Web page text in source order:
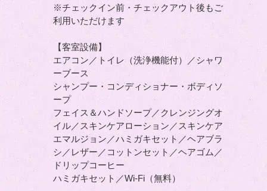
※チェックイン前・チェックアウト後もご
利用いただけます
【客室設備】
エアコン／トイレ（洗浄機能付）／シャワ
ーブース
シャンプー・コンディショナー・ボディソ
ープ
フェイス＆ハンドソープ／クレンジングオ
イル／スキンケアローション／スキンケア
エマルジョン／ハミガキセット／ヘアブラ
シ／レザー／コットンセット／ヘアゴム／
ドリップコーヒー
ハミガキセット／Wi-Fi（無料）